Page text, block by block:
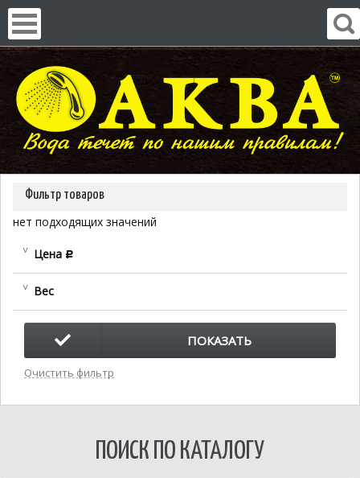
Фильтр товаров
нет подходящих значений
Цена c
Вес
ПОКАЗАТЬ
Очистить фильтр
ПОИСК ПО КАТАЛОГУ